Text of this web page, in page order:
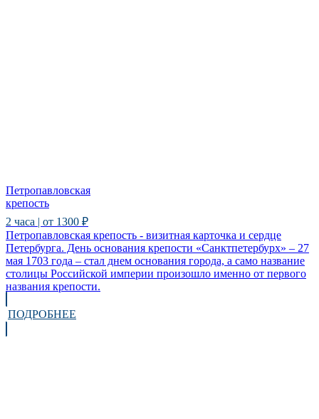
Петропавловская
крепость
2 часа | от 1300 ₽
Петропавловская крепость - визитная карточка и сердце
Петербурга. День основания крепости «Санктпетербурх» – 27
мая 1703 года – стал днем основания города, а само название
столицы Российской империи произошло именно от первого
названия крепости.
ПОДРОБНЕЕ